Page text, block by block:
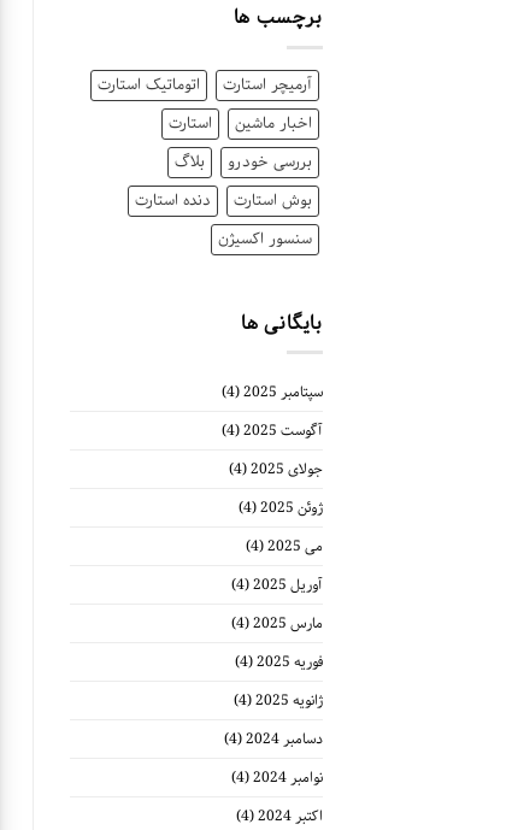
برچسب ها
آرمیچر استارت
اتوماتیک استارت
اخبار ماشین
استارت
بررسی خودرو
بلاگ
بوش استارت
دنده استارت
سنسور اکسیژن
بایگانی ها
سپتامبر 2025
(4)
آگوست 2025
(4)
جولای 2025
(4)
ژوئن 2025
(4)
می 2025
(4)
آوریل 2025
(4)
مارس 2025
(4)
فوریه 2025
(4)
ژانویه 2025
(4)
دسامبر 2024
(4)
نوامبر 2024
(4)
اکتبر 2024
(4)